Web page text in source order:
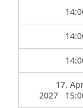
17.
2027